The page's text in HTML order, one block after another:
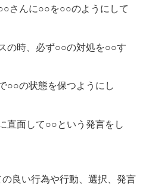
さんに○○を○○のようにして
の時、必ず○○の対処を○○す
○○の状態を保つようにし
直面して○○という発言をし
良い行為や行動、選択、発言